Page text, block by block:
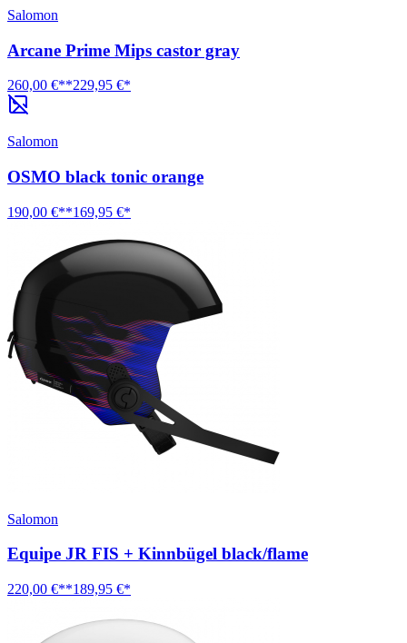
Salomon
Arcane Prime Mips castor gray
260,00 €**229,95 €*
Salomon
OSMO black tonic orange
190,00 €**169,95 €*
Salomon
Equipe JR FIS + Kinnbügel black/flame
220,00 €**189,95 €*